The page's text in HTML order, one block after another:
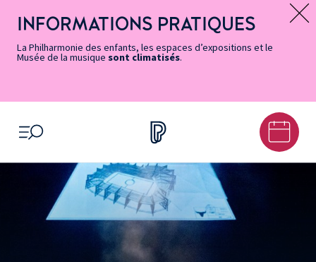
page
Accessibilité
accès
rapides
principal
contenu
principal
page
Message d’information
INFORMATIONS PRATIQUES
La Philharmonie des enfants, les espaces d’expositions et le
Musée de la musique sont climatisés.
OUVRIR LE MENU